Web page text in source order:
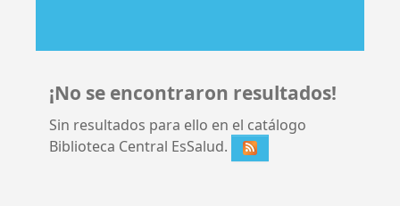
¡No se encontraron resultados!
Sin resultados para ello en el catálogo
Biblioteca Central EsSalud.